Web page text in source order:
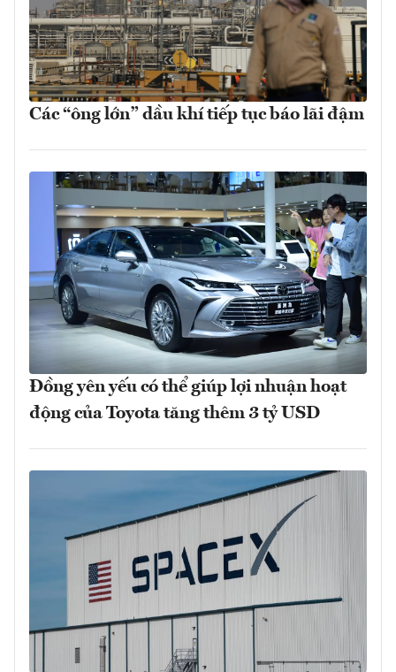
Các “ông lớn” dầu khí tiếp tục báo lãi đậm
Đồng yên yếu có thể giúp lợi nhuận hoạt
động của Toyota tăng thêm 3 tỷ USD